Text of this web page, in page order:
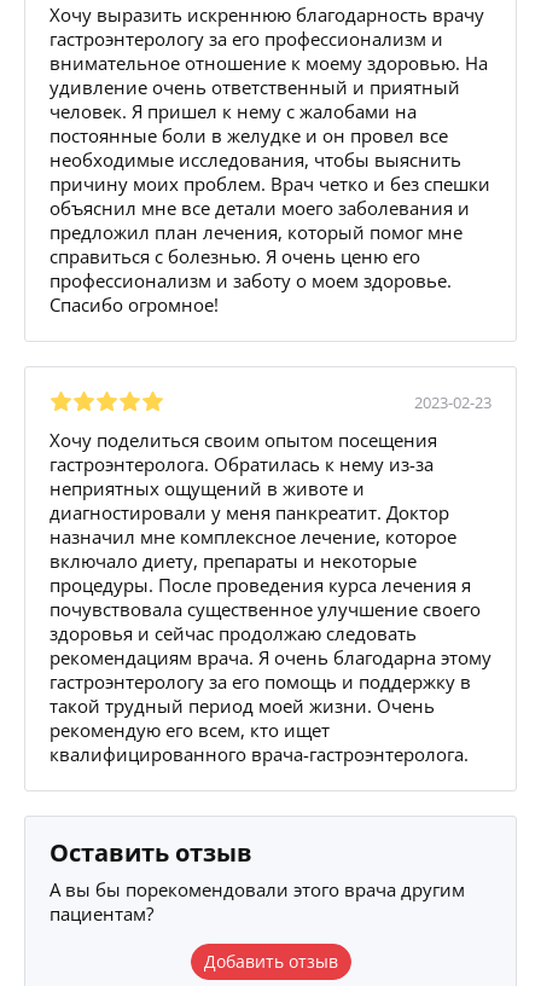
Хочу выразить искреннюю благодарность врачу
гастроэнтерологу за его профессионализм и
внимательное отношение к моему здоровью. На
удивление очень ответственный и приятный
человек. Я пришел к нему с жалобами на
постоянные боли в желудке и он провел все
необходимые исследования, чтобы выяснить
причину моих проблем. Врач четко и без спешки
объяснил мне все детали моего заболевания и
предложил план лечения, который помог мне
справиться с болезнью. Я очень ценю его
профессионализм и заботу о моем здоровье.
Спасибо огромное!
2023-02-23
Хочу поделиться своим опытом посещения
гастроэнтеролога. Обратилась к нему из-за
неприятных ощущений в животе и
диагностировали у меня панкреатит. Доктор
назначил мне комплексное лечение, которое
включало диету, препараты и некоторые
процедуры. После проведения курса лечения я
почувствовала существенное улучшение своего
здоровья и сейчас продолжаю следовать
рекомендациям врача. Я очень благодарна этому
гастроэнтерологу за его помощь и поддержку в
такой трудный период моей жизни. Очень
рекомендую его всем, кто ищет
квалифицированного врача-гастроэнтеролога.
Оставить отзыв
А вы бы порекомендовали этого врача другим
пациентам?
Добавить отзыв